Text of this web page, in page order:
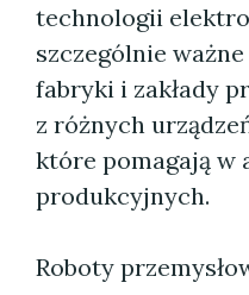
technologii
szczególnie
fabryki i zakłady
z różnych
które pomagają
produkcyjnych.
Roboty